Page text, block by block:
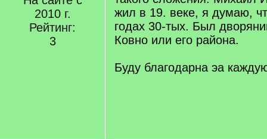
2010 г.
Рейтинг:
3
жил в 19. веке, я думаю,
годах 30-тых. Был
Ковно или его района.
Буду благодарна эа